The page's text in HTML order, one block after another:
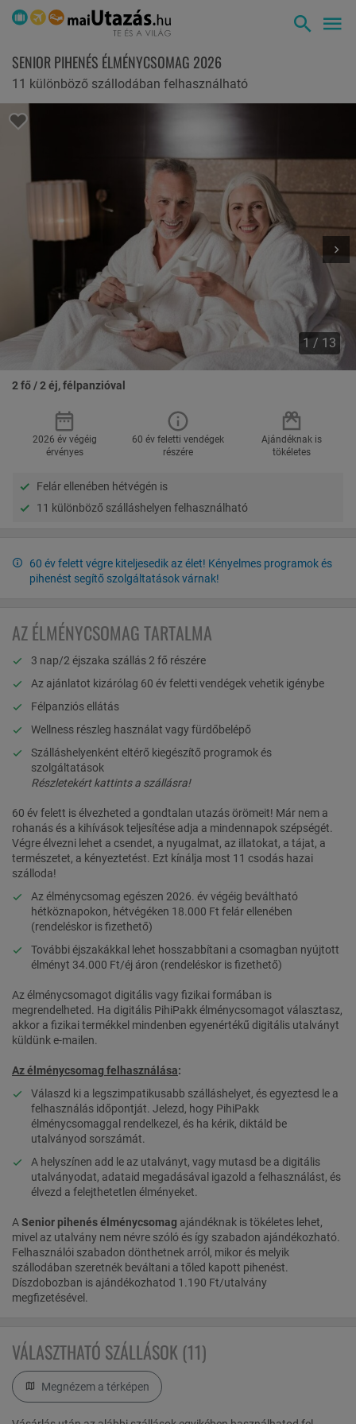
SENIOR PIHENÉS ÉLMÉNYCSOMAG 2026
11 különböző szállodában felhasználható
1 / 13
2 fő / 2 éj, félpanzióval
2026 év végéig
érvényes
60 év feletti vendégek
részére
Ajándéknak is
tökéletes
Felár ellenében hétvégén is
11 különböző szálláshelyen felhasználható
60 év felett végre kiteljesedik az élet! Kényelmes programok és
pihenést segítő szolgáltatások várnak!
AZ ÉLMÉNYCSOMAG TARTALMA
3 nap/2 éjszaka szállás 2 fő részére
Az ajánlatot kizárólag 60 év feletti vendégek vehetik igénybe
Félpanziós ellátás
Wellness részleg használat vagy fürdőbelépő
Szálláshelyenként eltérő kiegészítő programok és
szolgáltatások
Részletekért kattints a szállásra!
60 év felett is élvezheted a gondtalan utazás örömeit! Már nem a
rohanás és a kihívások teljesítése adja a mindennapok szépségét.
Végre élvezni lehet a csendet, a nyugalmat, az illatokat, a tájat, a
természetet, a kényeztetést. Ezt kínálja most 11 csodás hazai
szálloda!
Az élménycsomag egészen 2026. év végéig beváltható
hétköznapokon, hétvégéken 18.000 Ft felár ellenében
(rendeléskor is fizethető)
További éjszakákkal lehet hosszabbítani a csomagban nyújtott
élményt 34.000 Ft/éj áron (rendeléskor is fizethető)
Az élménycsomagot digitális vagy fizikai formában is
megrendelheted. Ha digitális PihiPakk élménycsomagot választasz,
akkor a fizikai termékkel mindenben egyenértékű digitális utalványt
küldünk e-mailen.
Az élménycsomag felhasználása:
Válaszd ki a legszimpatikusabb szálláshelyet, és egyeztesd le a
felhasználás időpontját. Jelezd, hogy PihiPakk
élménycsomaggal rendelkezel, és ha kérik, diktáld be
utalványod sorszámát.
A helyszínen add le az utalványt, vagy mutasd be a digitális
utalványodat, adataid megadásával igazold a felhasználást, és
élvezd a felejthetetlen élményeket.
ASenior pihenés élménycsomag ajándéknak is tökéletes lehet,
mivel az utalvány nem névre szóló és így szabadon ajándékozható.
Felhasználói szabadon dönthetnek arról, mikor és melyik
szállodában szeretnék beváltani a tőled kapott pihenést.
Díszdobozban is ajándékozhatod 1.190 Ft/utalvány
megfizetésével.
VÁLASZTHATÓ SZÁLLÁSOK (11)
Megnézem a térképen